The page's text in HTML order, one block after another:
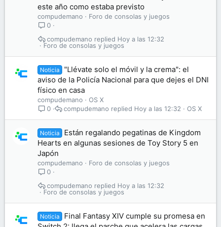
este año como estaba previsto
compudemano
Foro de consolas y juegos
0
Foro de consolas y juegos
Hoy a las 12:32
compudemano
Noticia
"Llévate solo el móvil y la crema": el
aviso de la Policía Nacional para que dejes el DNI
físico en casa
compudemano
OS X
0
OS X
Hoy a las 12:32
compudemano
Noticia
Están regalando pegatinas de Kingdom
Hearts en algunas sesiones de Toy Story 5 en
Japón
compudemano
Foro de consolas y juegos
0
Foro de consolas y juegos
Hoy a las 12:32
compudemano
Noticia
Final Fantasy XIV cumple su promesa en